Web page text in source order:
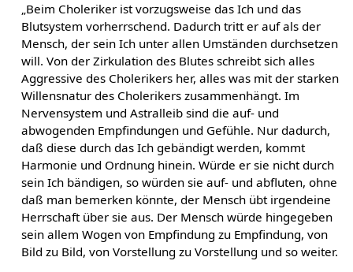
„Beim Choleriker ist vorzugsweise das Ich und das
Blutsystem vorherrschend. Dadurch tritt er auf als der
Mensch, der sein Ich unter allen Umständen durchsetzen
will. Von der Zirkulation des Blutes schreibt sich alles
Aggressive des Cholerikers her, alles was mit der starken
Willensnatur des Cholerikers zusammenhängt. Im
Nervensystem und Astralleib sind die auf- und
abwogenden Empfindungen und Gefühle. Nur dadurch,
daß diese durch das Ich gebändigt werden, kommt
Harmonie und Ordnung hinein. Würde er sie nicht durch
sein Ich bändigen, so würden sie auf- und abfluten, ohne
daß man bemerken könnte, der Mensch übt irgendeine
Herrschaft über sie aus. Der Mensch würde hingegeben
sein allem Wogen von Empfindung zu Empfindung, von
Bild zu Bild, von Vorstellung zu Vorstellung und so weiter.